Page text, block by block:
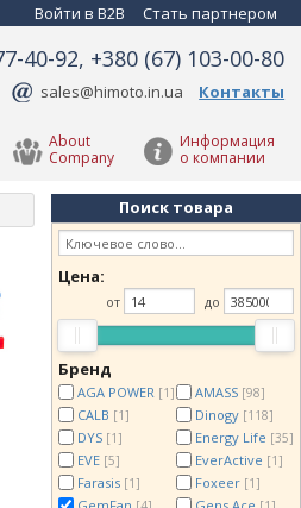
Войти в B2B Стать партнером
40-92, +380 (67) 103-00-80
sales@himoto.in.ua Контакты
Информация
о компании
About
Company
Поиск товара
Цена:
от до
Бренд
AGA POWER [1] AMASS [98]
CALB [1] Dinogy [118]
DYS [1] Energy Life [35]
EVE [5] EverActive [1]
Farasis [1] Foxeer [1]